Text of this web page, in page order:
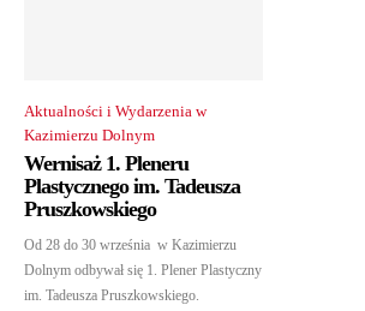
Aktualności i Wydarzenia w
Kazimierzu Dolnym
Wernisaż 1. Pleneru
Plastycznego im. Tadeusza
Pruszkowskiego
Od 28 do 30 września w Kazimierzu
Dolnym odbywał się 1. Plener Plastyczny
im. Tadeusza Pruszkowskiego.